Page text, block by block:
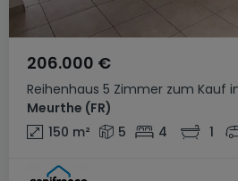
Reihenhaus 5 Zimmer zum Kauf
Meurthe (FR)
206.000 €
150 m² 5 4 1